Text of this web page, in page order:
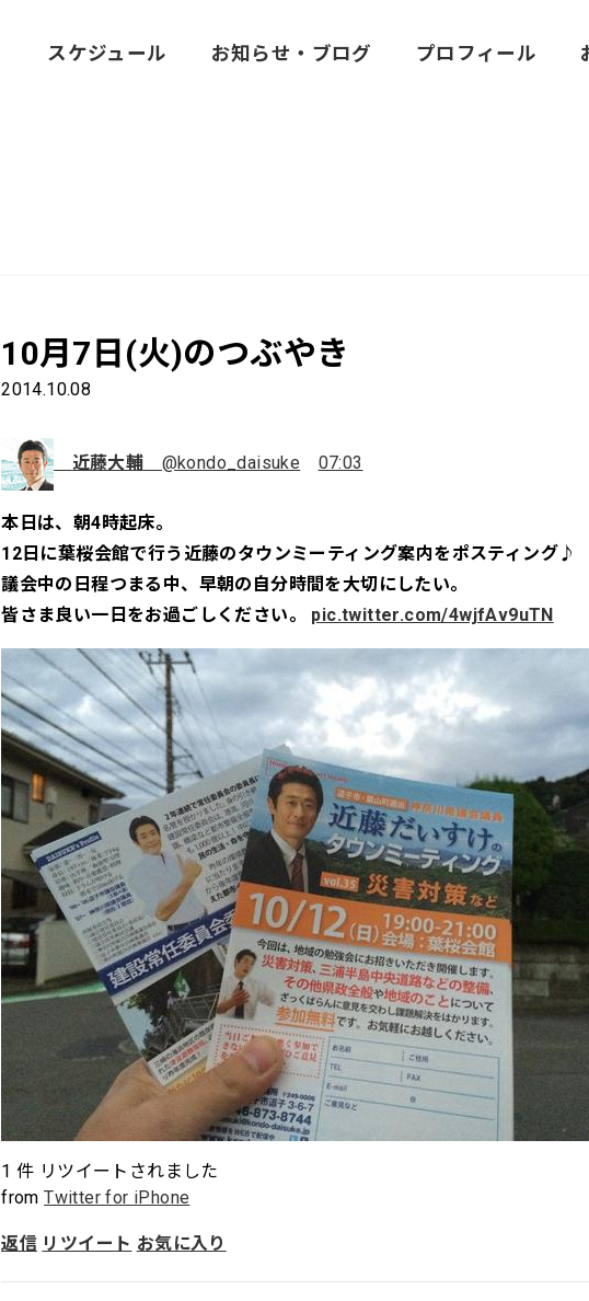
スケジュール お知らせ・ブログ プロフィール
10月7日(火)のつぶやき
2014.10.08
近藤大輔 @kondo_daisuke 07:03
本日は、朝4時起床。
12日に葉桜会館で行う近藤のタウンミーティング案内をポスティング♪
議会中の日程つまる中、早朝の自分時間を大切にしたい。
皆さま良い一日をお過ごしください。 pic.twitter.com/4wjfAv9uTN
1 件 リツイートされました
fromTwitter for iPhone
返信 リツイート お気に入り